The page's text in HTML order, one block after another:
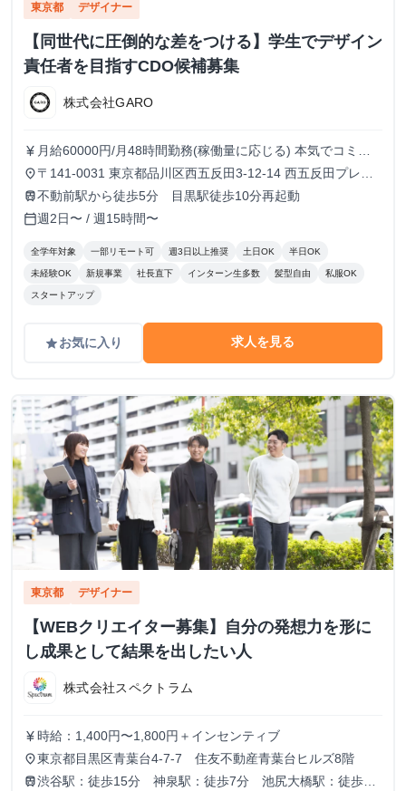
東京都 デザイナー
【同世代に圧倒的な差をつける】学生でデザイン
責任者を目指すCDO候補募集
株式会社GARO
currency_yen 月給60000円/月48時間勤務(稼働量に応じる) 本気でコミッ
トすれば、学生でも圧倒的な実績と報酬を得られる環境で
す。
place 〒141-0031 東京都品川区西五反田3-12-14 西五反田プレイ
ス8階
train不動前駅から徒歩5分 目黒駅徒歩10分再起動
calendar_today週2日〜 / 週15時間〜
全学年対象 一部リモート可 週3日以上推奨 土日OK 半日OK
未経験OK 新規事業 社長直下 インターン生多数 髪型自由 私服OK
スタートアップ
gradeお気に入り 求人を見る
東京都 デザイナー
【WEBクリエイター募集】自分の発想力を形に
し成果として結果を出したい人
株式会社スペクトラム
currency_yen 時給：1,400円〜1,800円＋インセンティブ
place東京都目黒区青葉台4-7-7 住友不動産青葉台ヒルズ8階
train渋谷駅：徒歩15分 神泉駅：徒歩7分 池尻大橋駅：徒歩7